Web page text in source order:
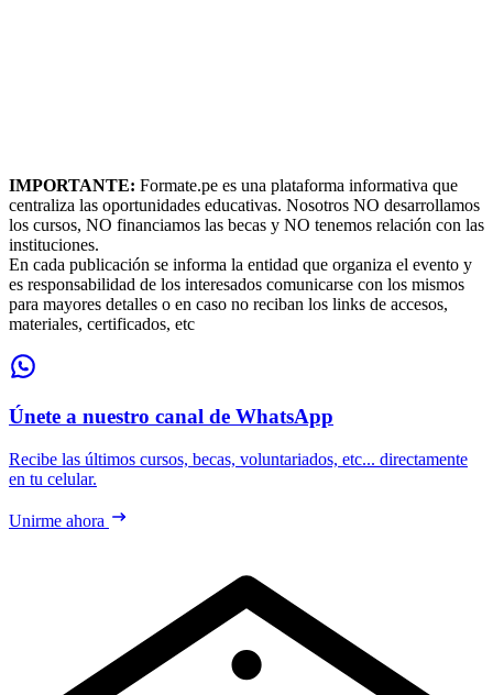
IMPORTANTE: Formate.pe es una plataforma informativa que
centraliza las oportunidades educativas. Nosotros NO desarrollamos
los cursos, NO financiamos las becas y NO tenemos relación con las
instituciones.
En cada publicación se informa la entidad que organiza el evento y
es responsabilidad de los interesados comunicarse con los mismos
para mayores detalles o en caso no reciban los links de accesos,
materiales, certificados, etc
Únete a nuestro canal de WhatsApp
Recibe las últimos cursos, becas, voluntariados, etc... directamente
en tu celular.
Unirme ahora